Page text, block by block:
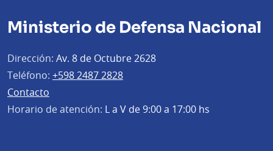
Ministerio de Defensa Nacional
Dirección: Av. 8 de Octubre 2628
Teléfono: +598 2487 2828
Contacto
Horario de atención: L a V de 9:00 a 17:00 hs